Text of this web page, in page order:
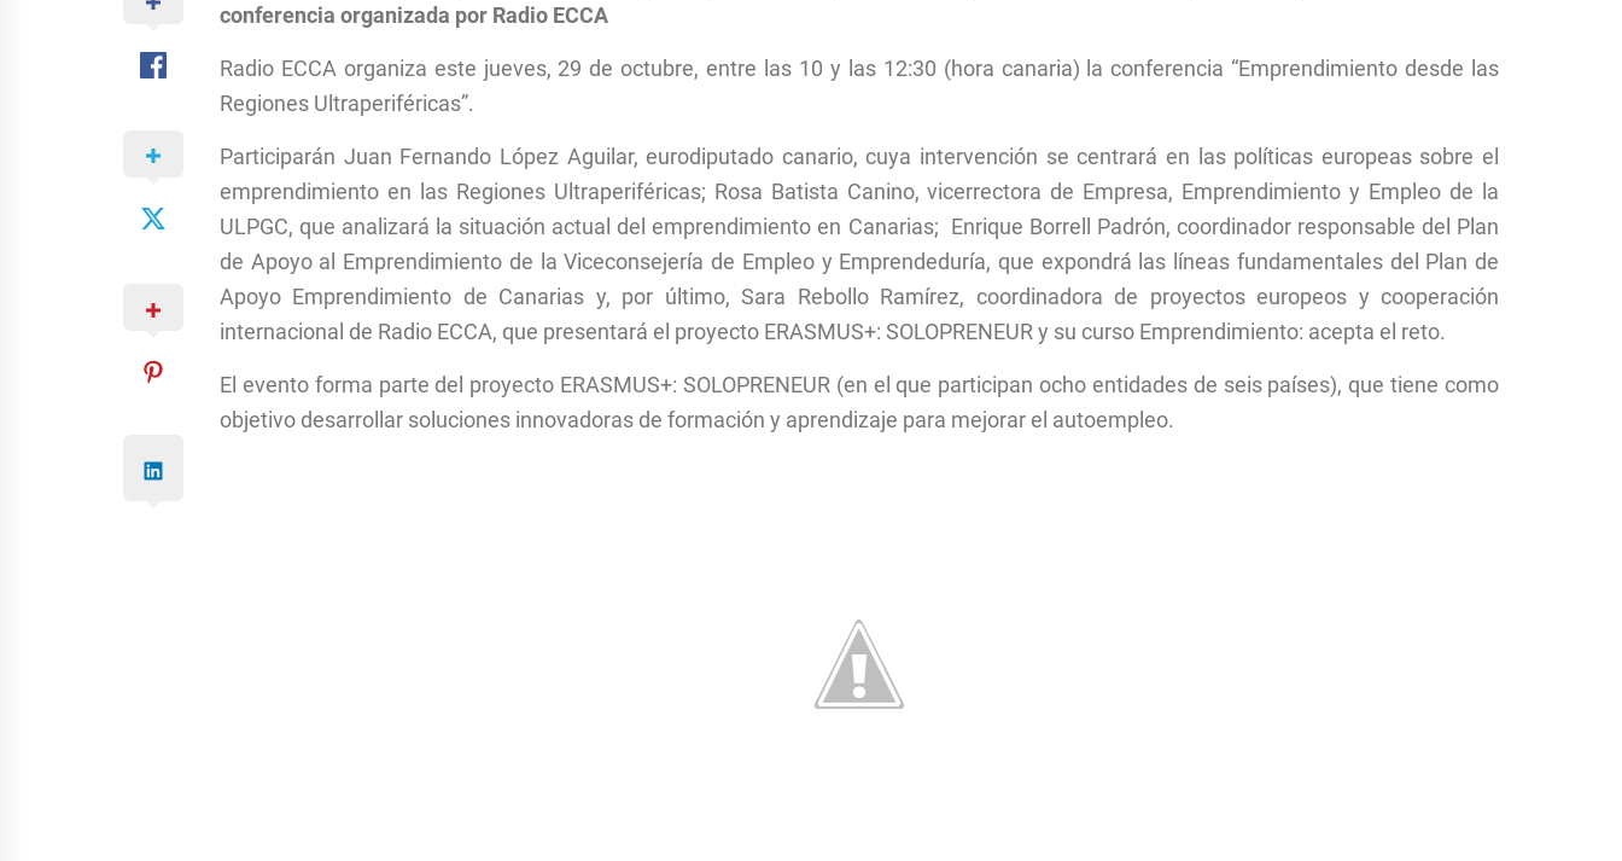
conferencia organizada por Radio ECCA
Radio ECCA organiza este jueves, 29 de octubre, entre las 10 y las 12:30 (hora canaria) la conferencia “Emprendimiento desde las
Regiones Ultraperiféricas”.
Participarán Juan Fernando López Aguilar, eurodiputado canario, cuya intervención se centrará en las políticas europeas sobre el
emprendimiento en las Regiones Ultraperiféricas; Rosa Batista Canino, vicerrectora de Empresa, Emprendimiento y Empleo de la
ULPGC, que analizará la situación actual del emprendimiento en Canarias; Enrique Borrell Padrón, coordinador responsable del Plan
de Apoyo al Emprendimiento de la Viceconsejería de Empleo y Emprendeduría, que expondrá las líneas fundamentales del Plan de
Apoyo Emprendimiento de Canarias y, por último, Sara Rebollo Ramírez, coordinadora de proyectos europeos y cooperación
internacional de Radio ECCA, que presentará el proyecto ERASMUS+: SOLOPRENEUR y su curso Emprendimiento: acepta el reto.
El evento forma parte del proyecto ERASMUS+: SOLOPRENEUR (en el que participan ocho entidades de seis países), que tiene como
objetivo desarrollar soluciones innovadoras de formación y aprendizaje para mejorar el autoempleo.